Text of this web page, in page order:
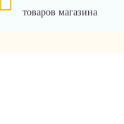
товаров магазина